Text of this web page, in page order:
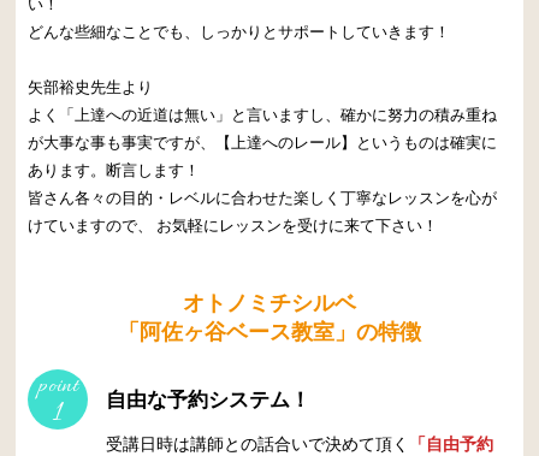
い！
どんな些細なことでも、しっかりとサポートしていきます！
矢部裕史先生より
よく「上達への近道は無い」と言いますし、確かに努力の積み重ね
が大事な事も事実ですが、【上達へのレール】というものは確実に
あります。断言します！
皆さん各々の目的・レベルに合わせた楽しく丁寧なレッスンを心が
けていますので、 お気軽にレッスンを受けに来て下さい！
オトノミチシルベ
「阿佐ヶ谷ベース教室」の特徴
point
1 自由な予約システム！
受講日時は講師との話合いで決めて頂く
「自由予約